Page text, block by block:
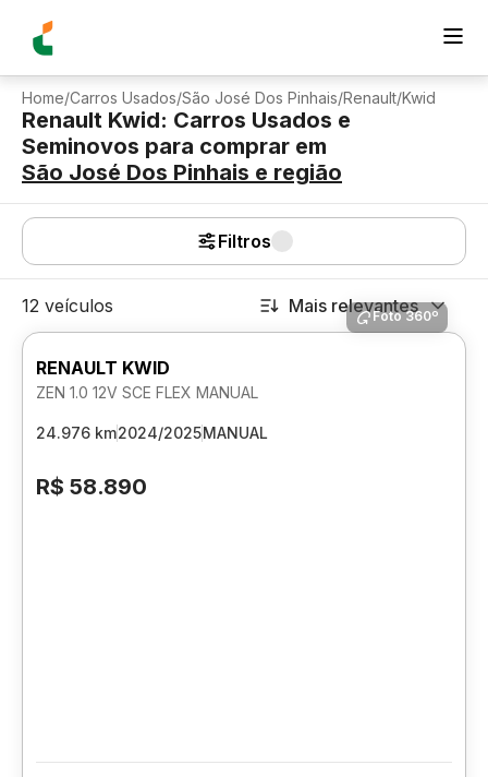
Home/Carros Usados/São José Dos Pinhais/Renault/Kwid
Renault Kwid: Carros Usados e
Seminovos para comprar em
São José Dos Pinhais e região
Filtros
12 veículos Mais relevantes
Foto 360º
RENAULT KWID
ZEN 1.0 12V SCE FLEX MANUAL
24.976 km2024/2025MANUAL
R$ 58.890